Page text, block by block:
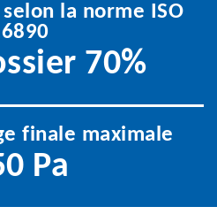
la norme ISO
70%
finale maximale
Pa